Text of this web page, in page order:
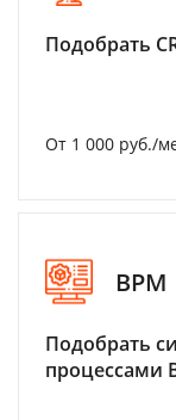
Подобрать
От 1 000 руб./
BPM
Подобрать
процессами